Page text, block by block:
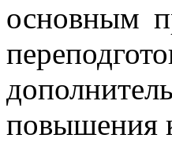
основным
повышения